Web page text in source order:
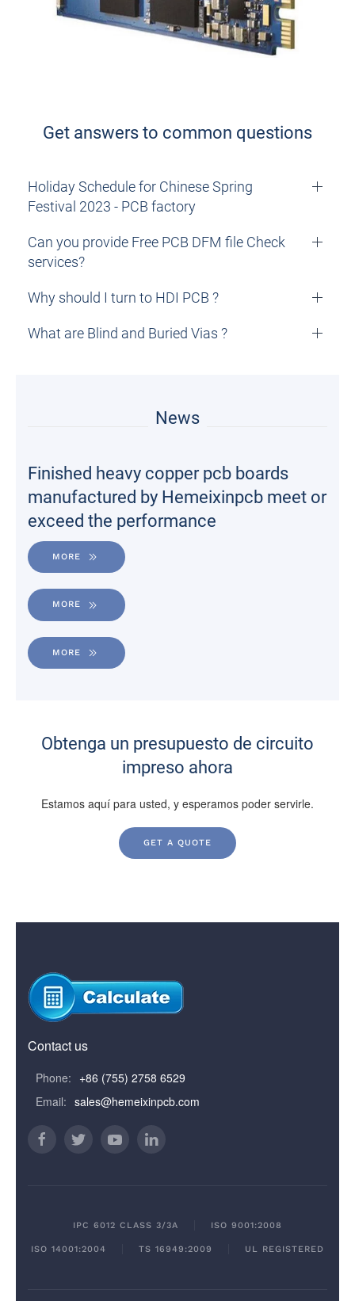
Get answers to common questions
Holiday Schedule for Chinese Spring
Festival 2023 - PCB factory
Can you provide Free PCB DFM file Check
services?
Why should I turn to HDI PCB ?
What are Blind and Buried Vias ?
News
Finished heavy copper pcb boards
manufactured by Hemeixinpcb meet or
exceed the performance
MORE
MORE
MORE
Obtenga un presupuesto de circuito
impreso ahora
Estamos aquí para usted, y esperamos poder servirle.
GET A QUOTE
Contact us
Phone: +86 (755) 2758 6529
Email: sales@hemeixinpcb.com
IPC 6012 CLASS 3/3A ISO 9001:2008
ISO 14001:2004 TS 16949:2009 UL REGISTERED